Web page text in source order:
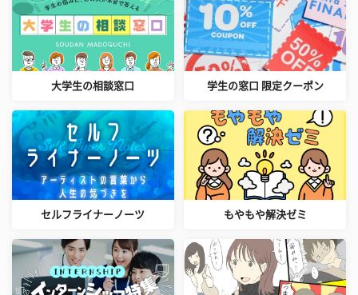
大学生の相談窓口 学生の窓口 限定クーポン
セルフライナーノーツ もやもや解決ゼミ